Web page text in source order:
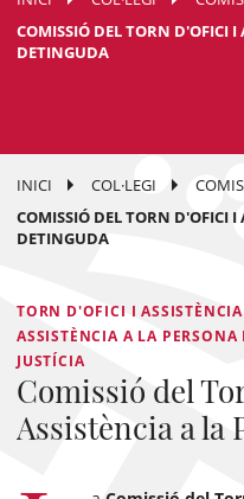
COMISSIÓ DEL TORN D'OFICI I
DETINGUDA
INICI COL·LEGI
COMISSIÓ DEL TORN D'OFICI I
DETINGUDA
TORN D'OFICI I
ASSISTÈNCIA A LA
JUSTÍCIA
Comissió del
Assistència a la